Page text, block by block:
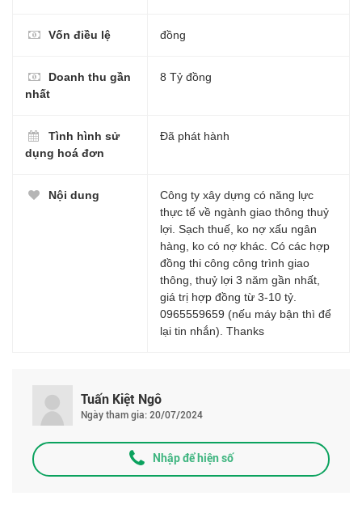
Vốn điều lệ đồng
Doanh thu gần
nhất
8 Tỷ đồng
Tình hình sử
dụng hoá đơn
Đã phát hành
Nội dung
Công ty xây dựng có năng lực
thực tế về ngành giao thông thuỷ
lợi. Sạch thuế, ko nợ xấu ngân
hàng, ko có nợ khác. Có các hợp
đồng thi công công trình giao
thông, thuỷ lợi 3 năm gần nhất,
giá trị hợp đồng từ 3-10 tỷ.
0965559659 (nếu máy bận thì để
lại tin nhắn). Thanks
Tuấn Kiệt Ngô
Ngày tham gia: 20/07/2024
Nhập để hiện số